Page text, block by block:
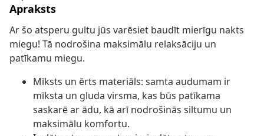
Apraksts
Ar šo atsperu gultu jūs varēsiet baudīt mierīgu nakts
miegu! Tā nodrošina maksimālu relaksāciju un
patīkamu miegu.
Mīksts un ērts materiāls: samta audumam ir
mīksta un gluda virsma, kas būs patīkama
saskarē ar ādu, kā arī nodrošinās siltumu un
maksimālu komfortu.